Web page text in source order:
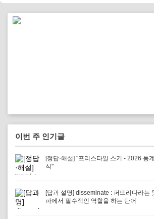
이번 주 인기글
[정답·해설] "프리스타일 스키 - 2026 동
식"
[답과 설명] disseminate : 퍼뜨리다라는
파에서 필수적인 역할을 하는 단어